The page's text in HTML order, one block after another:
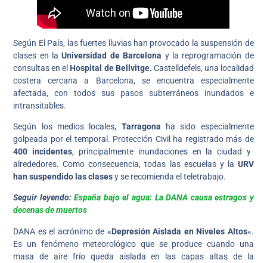
Según El País, las fuertes lluvias han provocado la suspensión de
clases en la Universidad de Barcelona y la reprogramación de
consultas en el Hospital de Bellvitge. Castelldefels, una localidad
costera cercana a Barcelona, se encuentra especialmente
afectada, con todos sus pasos subterráneos inundados e
intransitables.
Según los medios locales, Tarragona ha sido especialmente
golpeada por el temporal. Protección Civil ha registrado más de
400 incidentes, principalmente inundaciones en la ciudad y
alrededores. Como consecuencia, todas las escuelas y la URV
han suspendido las clasesy se recomienda el teletrabajo.
Seguir leyendo:España bajo el agua: La DANA causa estragos y
decenas de muertos
DANA es el acrónimo de «Depresión Aislada en Niveles Altos«.
Es un fenómeno meteorológico que se produce cuando una
masa de aire frío queda aislada en las capas altas de la